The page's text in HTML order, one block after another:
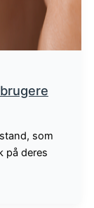
som
på deres